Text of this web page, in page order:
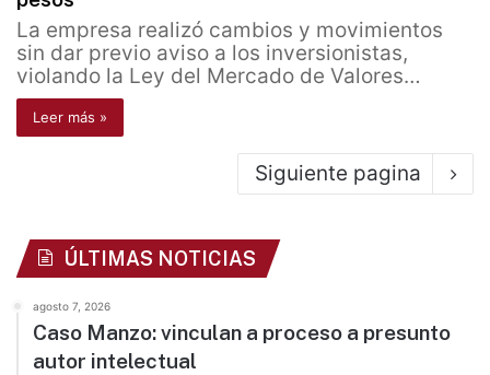
La empresa realizó cambios y movimientos
sin dar previo aviso a los inversionistas,
violando la Ley del Mercado de Valores…
Leer más »
Siguiente pagina
ÚLTIMAS NOTICIAS
agosto 7, 2026
Caso Manzo: vinculan a proceso a presunto
autor intelectual